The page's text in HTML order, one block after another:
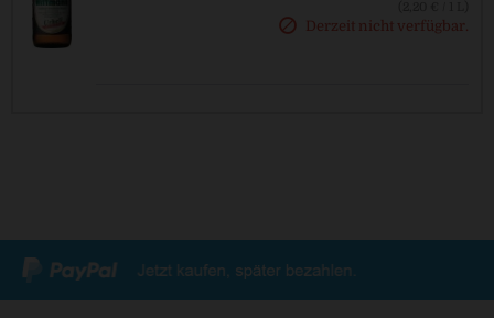
MEHRWEG zzgl. Pfand: 3,10 € *
Derzeit nicht verfügbar.